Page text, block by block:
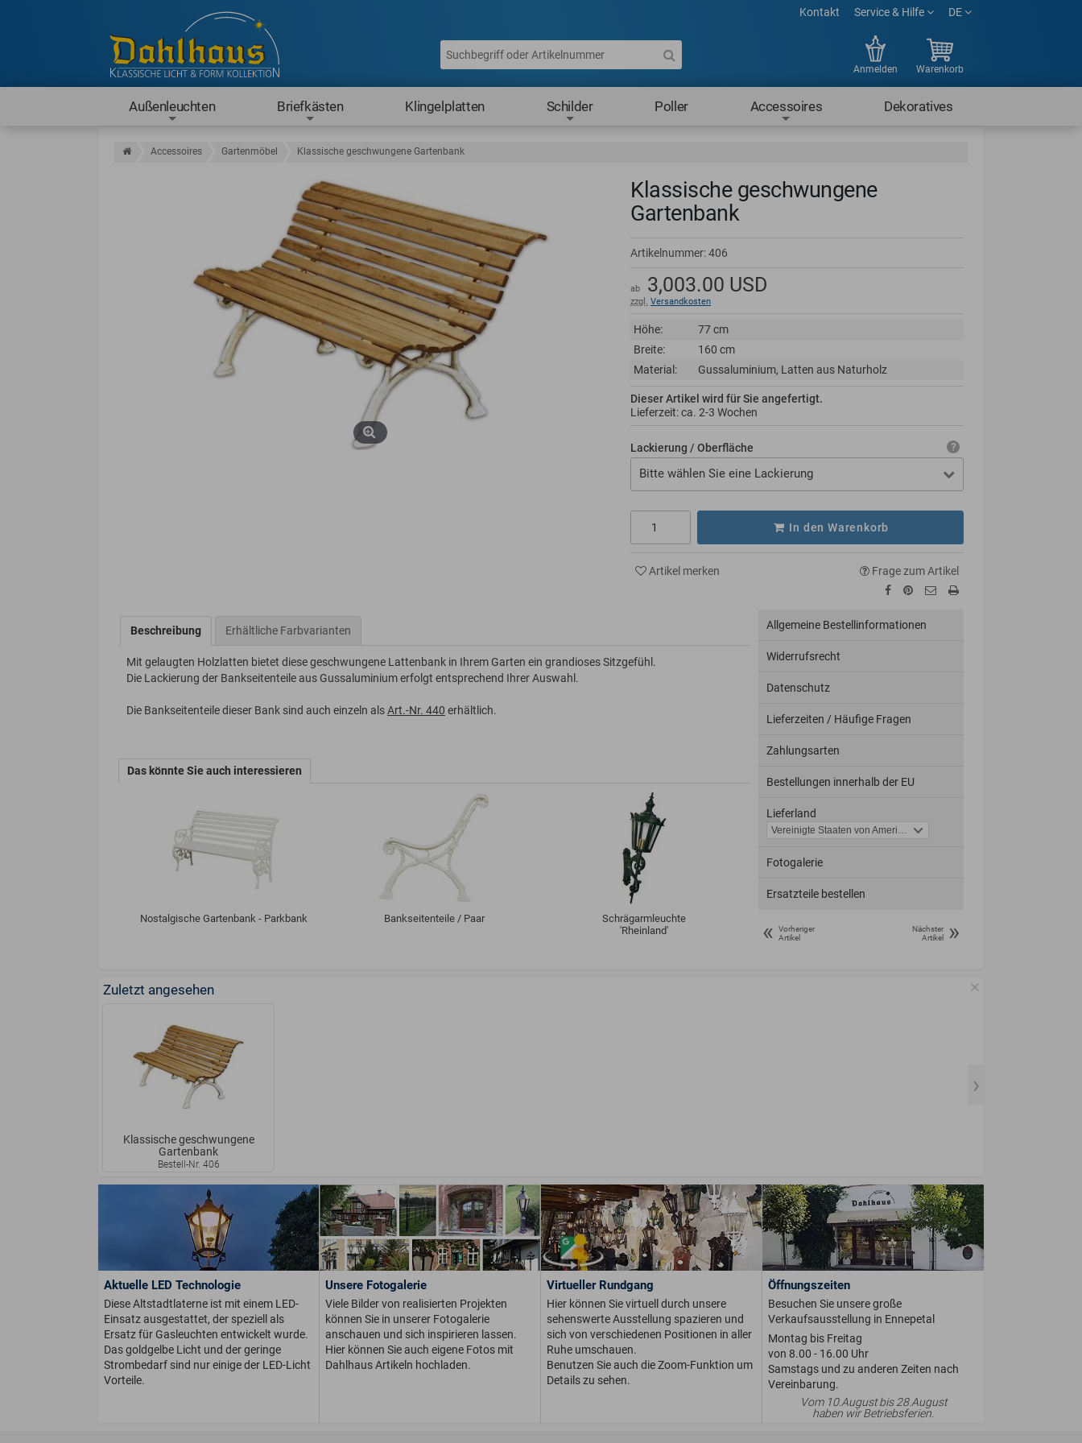
Kontakt Service & Hilfe DE
Anmelden Warenkorb
Außenleuchten Briefkästen Klingelplatten Schilder Poller Accessoires Dekoratives
Accessoires Gartenmöbel Klassische geschwungene Gartenbank
Klassische geschwungene
Gartenbank
Artikelnummer:406
ab 3,003.00 USD
zzgl. Versandkosten
Höhe:
77 cm
Breite:
160 cm
Material:
Gussaluminium, Latten aus Naturholz
Dieser Artikel wird für Sie angefertigt.
Lieferzeit: ca. 2-3 Wochen
Lackierung / Oberfläche
Bitte wählen Sie eine Lackierung
In den Warenkorb
Artikel merken Frage zum Artikel
Beschreibung Erhältliche Farbvarianten
Mit gelaugten Holzlatten bietet diese geschwungene Lattenbank in Ihrem Garten ein grandioses Sitzgefühl.
Die Lackierung der Bankseitenteile aus Gussaluminium erfolgt entsprechend Ihrer Auswahl.
Die Bankseitenteile dieser Bank sind auch einzeln alsArt.-Nr. 440 erhältlich.
Das könnte Sie auch interessieren
Nostalgische Gartenbank - Parkbank Bankseitenteile / Paar
Schrägarmleuchte
'Rheinland'
Allgemeine Bestellinformationen
Widerrufsrecht
Datenschutz
Lieferzeiten / Häufige Fragen
Zahlungsarten
Bestellungen innerhalb der EU
Lieferland
Fotogalerie
Ersatzteile bestellen
«
Vorheriger
Artikel
Nächster
Artikel
»
Zuletzt angesehen
Klassische geschwungene
Gartenbank
Bestell-Nr. 406
Aktuelle LED Technologie
Diese Altstadtlaterne ist mit einem LED-
Einsatz ausgestattet, der speziell als
Ersatz für Gasleuchten entwickelt wurde.
Das goldgelbe Licht und der geringe
Strombedarf sind nur einige der LED-Licht
Vorteile.
Unsere Fotogalerie
Viele Bilder von realisierten Projekten
können Sie in unserer Fotogalerie
anschauen und sich inspirieren lassen.
Hier können Sie auch eigene Fotos mit
Dahlhaus Artikeln hochladen.
Virtueller Rundgang
Hier können Sie virtuell durch unsere
sehenswerte Ausstellung spazieren und
sich von verschiedenen Positionen in aller
Ruhe umschauen.
Benutzen Sie auch die Zoom-Funktion um
Details zu sehen.
Öffnungszeiten
Besuchen Sie unsere große
Verkaufsausstellung in Ennepetal
Montag bis Freitag
von 8.00 - 16.00 Uhr
Samstags und zu anderen Zeiten nach
Vereinbarung.
Vom 10.August bis 28.August
haben wir Betriebsferien.